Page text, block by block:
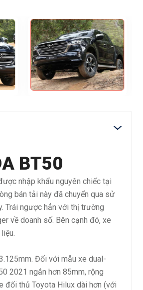
BT50
nhập khẩu nguyên chiếc tại
bán tải này đã chuyển qua sử
Trái ngược hẳn với thị trường
về doanh số. Bên cạnh đó, xe
Đối với mẫu xe dual-
2021 ngắn hơn 85mm, rộng
đối thủ Toyota Hilux dài hơn (với